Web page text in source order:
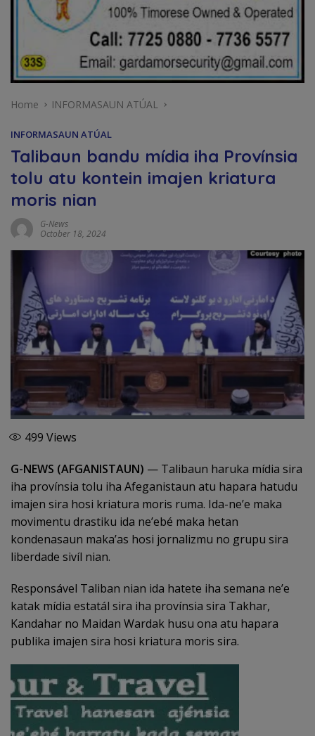
Home INFORMASAUN ATÚAL
INFORMASAUN ATÚAL
Talibaun bandu mídia iha Provínsia
tolu atu kontein imajen kriatura
moris nian
G-News
October 18, 2024
499 Views
G-NEWS (AFGANISTAUN) — Talibaun haruka mídia sira
iha provínsia tolu iha Afeganistaun atu hapara hatudu
imajen sira hosi kriatura moris ruma. Ida-ne’e maka
movimentu drastiku ida ne’ebé maka hetan
kondenasaun maka’as hosi jornalizmu no grupu sira
liberdade sivíl nian.
Responsável Taliban nian ida hatete iha semana ne’e
katak mídia estatál sira iha provínsia sira Takhar,
Kandahar no Maidan Wardak husu ona atu hapara
publika imajen sira hosi kriatura moris sira.